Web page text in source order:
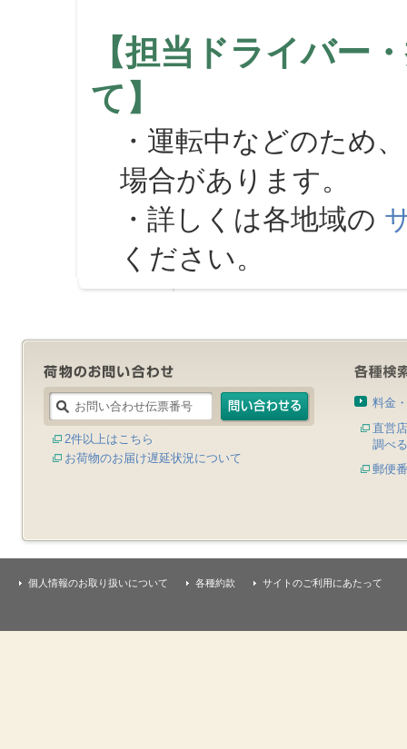
【担当ドライバー
て】
・運転中などのため
場合があります。
・詳しくは各地域の
ください。
2件以上はこちら
お荷物のお届け遅延状況について
料金
直営
調べる
郵便
個人情報のお取り扱いについて 各種約款 サイトのご利用にあたって